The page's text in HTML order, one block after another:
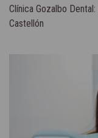
Clínica Gozalbo
Castellón